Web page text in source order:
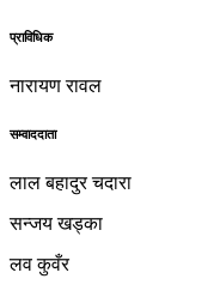
प्राविधिक
नारायण रावल
सम्वाददाता
लाल बहादुर चदारा
सन्जय खड्का
लव कुवँर